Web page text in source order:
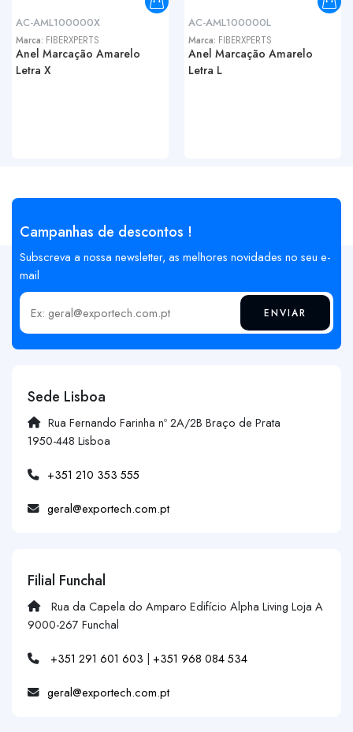
AC-AML100000X
Marca: FIBERXPERTS
Anel Marcação Amarelo
Letra X
AC-AML100000L
Marca: FIBERXPERTS
Anel Marcação Amarelo
Letra L
Campanhas de descontos !
Subscreva a nossa newsletter, as melhores novidades no seu e-
mail
Insira o seu email ENVIAR
Sede Lisboa
Rua Fernando Farinha nº 2A/2B Braço de Prata
1950-448 Lisboa
+351 210 353 555
geral@exportech.com.pt
Filial Funchal
Rua da Capela do Amparo Edifício Alpha Living Loja A
9000-267 Funchal
+351 291 601 603 | +351 968 084 534
geral@exportech.com.pt